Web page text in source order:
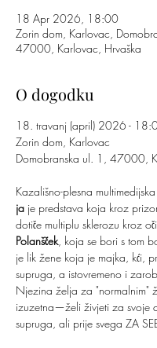
18 Apr 2026, 18:00
Zorin dom, Karlovac,
47000, Karlovac, Hrvaška
O dogodku
18. travanj (april) 2026 -
Zorin dom, Karlovac
Domobranska ul. 1, 47000,
Kazališno-plesna
ja je predstava koja kroz
dotiče multiplu sklerozu kroz oči
Polanšček, koja se bori s tom
je lik žene koja je majka, kći,
supruga, a istovremeno i
Njezina želja za "normalnim"
izuzetna—želi živjeti za svoje
supruga, ali prije svega ZA